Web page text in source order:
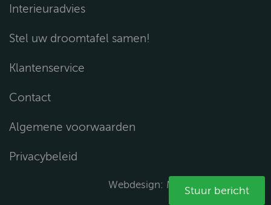
Interieuradvies
Stel uw droomtafel samen!
Klantenservice
Contact
Algemene voorwaarden
Privacybeleid
Webdesign: Media Solutions B.V.
Stuur bericht